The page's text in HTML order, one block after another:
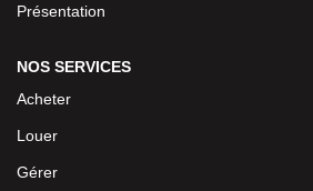
Présentation
NOS SERVICES
Acheter
Louer
Gérer